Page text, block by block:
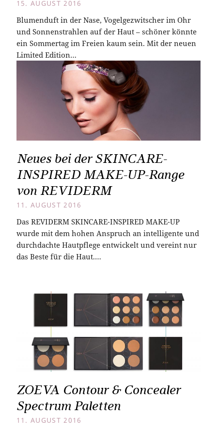
15. AUGUST 2016
Blumenduft in der Nase, Vogelgezwitscher im Ohr
und Sonnenstrahlen auf der Haut – schöner könnte
ein Sommertag im Freien kaum sein. Mit der neuen
Limited Edition…
Neues bei der SKINCARE-
INSPIRED MAKE-UP-Range
von REVIDERM
11. AUGUST 2016
Das REVIDERM SKINCARE-INSPIRED MAKE-UP
wurde mit dem hohen Anspruch an intelligente und
durchdachte Hautpflege entwickelt und vereint nur
das Beste für die Haut.…
ZOEVA Contour & Concealer
Spectrum Paletten
11. AUGUST 2016